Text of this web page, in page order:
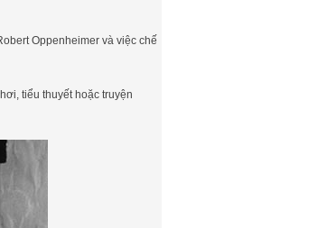
Oppenheimer và việc chế
tiểu thuyết hoặc truyện